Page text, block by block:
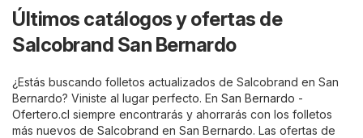
Últimos catálogos y ofertas de
Salcobrand San Bernardo
¿Estás buscando folletos actualizados de Salcobrand en San
Bernardo? Viniste al lugar perfecto. En San Bernardo -
Ofertero.cl siempre encontrarás y ahorrarás con los folletos
más nuevos de Salcobrand en San Bernardo. Las ofertas de